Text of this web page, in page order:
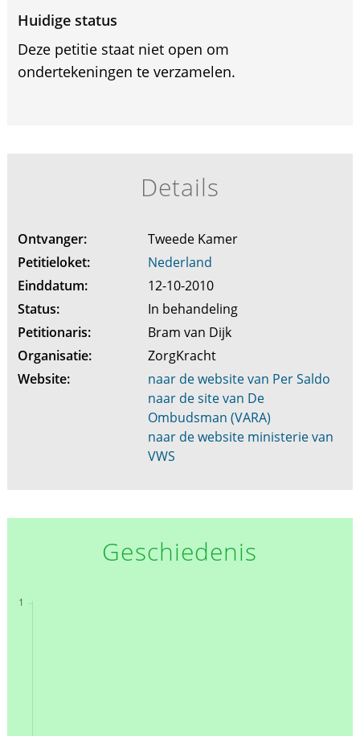
Huidige status
Deze petitie staat niet open om
ondertekeningen te verzamelen.
Details
Ontvanger:
Tweede Kamer
Petitieloket:
Nederland
Einddatum:
12-10-2010
Status:
In behandeling
Petitionaris:
Bram van Dijk
Organisatie:
ZorgKracht
Website:
naar de website van Per Saldo
naar de site van De
Ombudsman (VARA)
naar de website ministerie van
VWS
Geschiedenis